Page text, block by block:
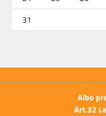
31
Albo
Art.32